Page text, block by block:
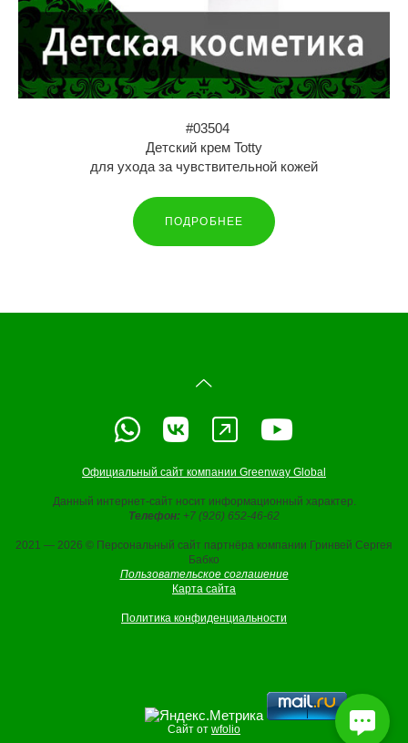
#03504
Детский крем Totty
для ухода за чувствительной кожей
ПОДРОБНЕЕ
Официальный сайт компании Greenway Global
Данный интернет-сайт носит информационный характер.
Телефон: +7 (926) 652-46-62
2021 — 2026 © Персональный сайт партнёра компании Гринвей Сергея
Бабко
Пользовательское соглашение
Карта сайта
Политика конфиденциальности
Сайт от wfolio